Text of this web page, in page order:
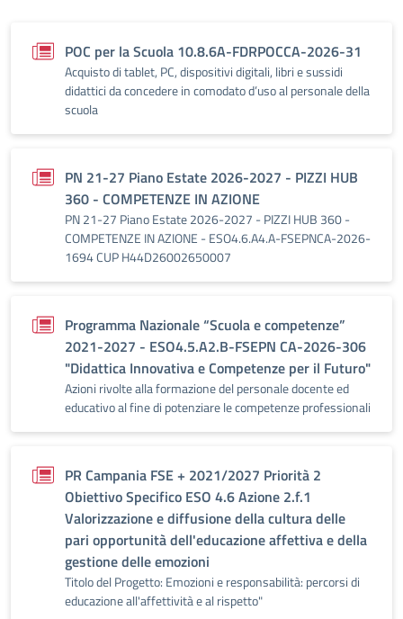
POC per la Scuola 10.8.6A-FDRPOCCA-2026-31
Acquisto di tablet, PC, dispositivi digitali, libri e sussidi
didattici da concedere in comodato d’uso al personale della
scuola
PN 21-27 Piano Estate 2026-2027 - PIZZI HUB
360 - COMPETENZE IN AZIONE
PN 21-27 Piano Estate 2026-2027 - PIZZI HUB 360 -
COMPETENZE IN AZIONE - ESO4.6.A4.A-FSEPNCA-2026-
1694 CUP H44D26002650007
Programma Nazionale “Scuola e competenze”
2021-2027 - ESO4.5.A2.B-FSEPN CA-2026-306
"Didattica Innovativa e Competenze per il Futuro"
Azioni rivolte alla formazione del personale docente ed
educativo al fine di potenziare le competenze professionali
PR Campania FSE + 2021/2027 Priorità 2
Obiettivo Specifico ESO 4.6 Azione 2.f.1
Valorizzazione e diffusione della cultura delle
pari opportunità dell'educazione affettiva e della
gestione delle emozioni
Titolo del Progetto: Emozioni e responsabilità: percorsi di
educazione all'affettività e al rispetto"